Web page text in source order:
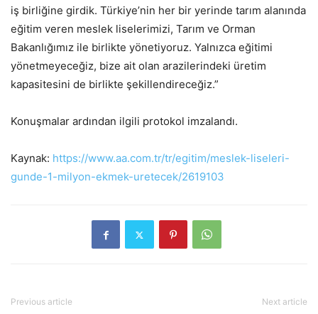
iş birliğine girdik. Türkiye’nin her bir yerinde tarım alanında
eğitim veren meslek liselerimizi, Tarım ve Orman
Bakanlığımız ile birlikte yönetiyoruz. Yalnızca eğitimi
yönetmeyeceğiz, bize ait olan arazilerindeki üretim
kapasitesini de birlikte şekillendireceğiz.”
Konuşmalar ardından ilgili protokol imzalandı.
Kaynak: https://www.aa.com.tr/tr/egitim/meslek-liseleri-
gunde-1-milyon-ekmek-uretecek/2619103
Previous article Next article